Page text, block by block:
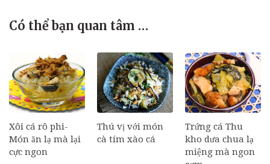
Có thể bạn quan tâm …
Xôi cá rô phi-
Món ăn lạ mà lại
cực ngon
Thú vị với món
cà tím xào cá
Trứng cá Thu
kho dưa chua lạ
miệng mà ngon